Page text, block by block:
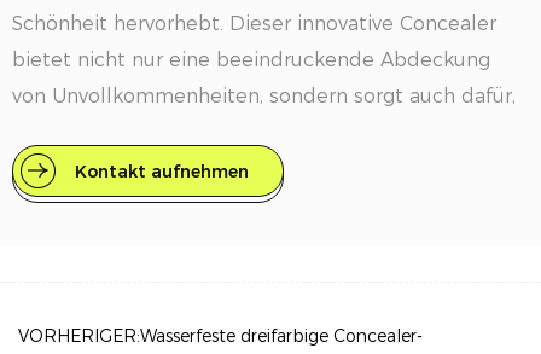
Schönheit hervorhebt. Dieser innovative Concealer
bietet nicht nur eine beeindruckende Abdeckung
von Unvollkommenheiten, sondern sorgt auch dafür,
und hydratisiert anfühlt.
leichten flüssigen Formel, die Hautunreinheiten,
Kontakt aufnehmen
VORHERIGER:Wasserfeste dreifarbige Concealer-